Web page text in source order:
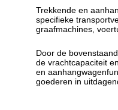
Trekkende en
specifieke
graafmachines,
Door de
de vrachtcapaciteit
en
goederen in